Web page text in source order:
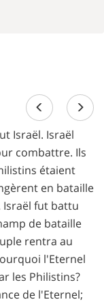
Israël. Israël
combattre. Ils
étaient
en bataille
Israël fut battu
de bataille
rentra au
l'Eternel
les Philistins?
de l'Eternel;